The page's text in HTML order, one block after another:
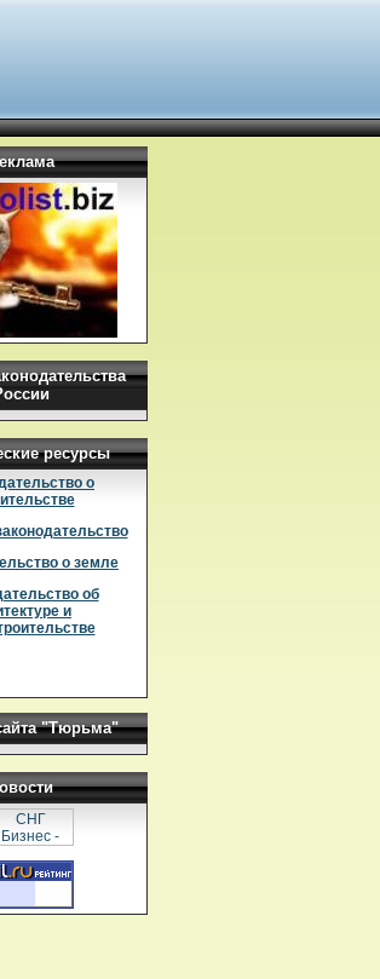
ресурсы
о
о земле
об
и
"Тюрьма"